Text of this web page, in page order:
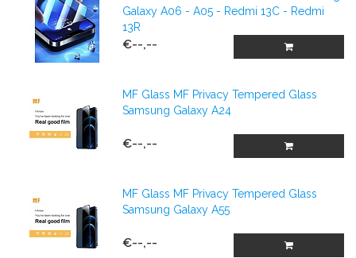
Galaxy A06 - A05 - Redmi 13C - Redmi
13R
€--,--
MF Glass MF Privacy Tempered Glass
Samsung Galaxy A24
€--,--
MF Glass MF Privacy Tempered Glass
Samsung Galaxy A55
€--,--